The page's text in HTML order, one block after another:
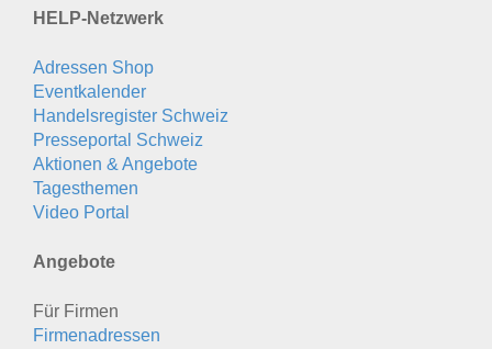
HELP-Netzwerk
Adressen Shop
Eventkalender
Handelsregister Schweiz
Presseportal Schweiz
Aktionen & Angebote
Tagesthemen
Video Portal
Angebote
Für Firmen
Firmenadressen